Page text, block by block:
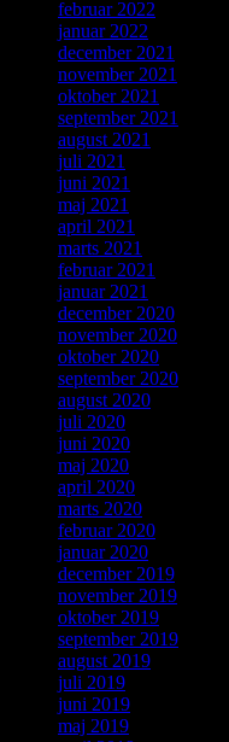
februar 2022
januar 2022
december 2021
november 2021
oktober 2021
september 2021
august 2021
juli 2021
juni 2021
maj 2021
april 2021
marts 2021
februar 2021
januar 2021
december 2020
november 2020
oktober 2020
september 2020
august 2020
juli 2020
juni 2020
maj 2020
april 2020
marts 2020
februar 2020
januar 2020
december 2019
november 2019
oktober 2019
september 2019
august 2019
juli 2019
juni 2019
maj 2019